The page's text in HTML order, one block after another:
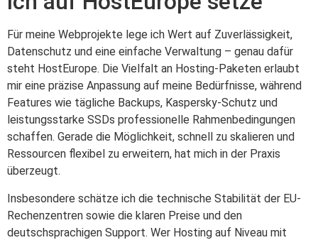
Für meine Webprojekte lege ich Wert auf Zuverlässigkeit,
Datenschutz und eine einfache Verwaltung – genau dafür
steht HostEurope. Die Vielfalt an Hosting-Paketen erlaubt
mir eine präzise Anpassung auf meine Bedürfnisse, während
Features wie tägliche Backups, Kaspersky-Schutz und
leistungsstarke SSDs professionelle Rahmenbedingungen
schaffen. Gerade die Möglichkeit, schnell zu skalieren und
Ressourcen flexibel zu erweitern, hat mich in der Praxis
überzeugt.
Insbesondere schätze ich die technische Stabilität der EU-
Rechenzentren sowie die klaren Preise und den
deutschsprachigen Support. Wer Hosting auf Niveau mit